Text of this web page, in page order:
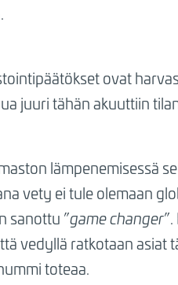
ovat
juuri tähän akuuttiin
lämpenemisessä
vety ei tule olemaan
sanottu ”game changer
vedyllä ratkotaan asiat
toteaa.